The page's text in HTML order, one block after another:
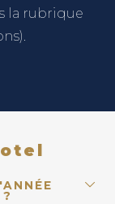
la rubrique